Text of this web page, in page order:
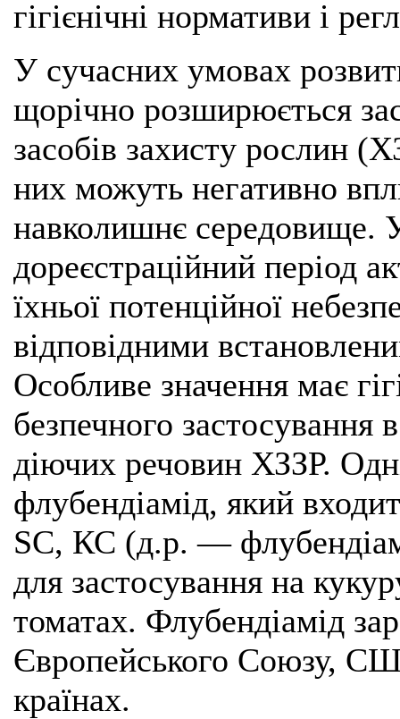
гігієнічні нормативи і
У сучасних умовах
щорічно розширюється
засобів захисту рослин
них можуть негативно
навколишнє середовище.
дореєстраційний період
їхньої потенційної
відповідними
Особливе значення має
безпечного застосування
діючих речовин ХЗЗР.
флубендіамід, який
SC, КС (д.р. —
для застосування на
томатах. Флубендіамід
Європейського Союзу,
країнах.